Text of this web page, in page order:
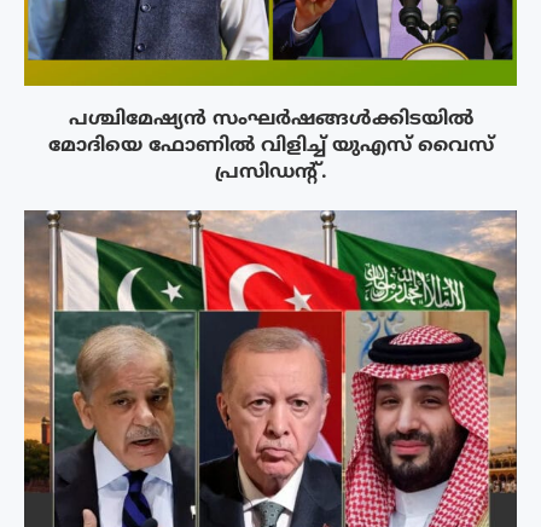
പശ്ചിമേഷ്യന്‍ സംഘര്‍ഷങ്ങള്‍ക്കിടയിൽ
മോദിയെ ഫോണില്‍ വിളിച്ച് യുഎസ് വൈസ്
പ്രസിഡന്റ്.